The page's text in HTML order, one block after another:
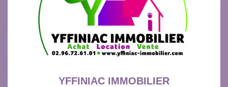
YFFINIAC IMMOBILIER